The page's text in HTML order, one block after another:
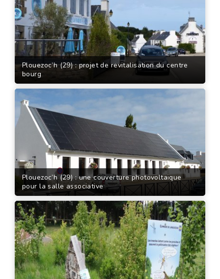
Plouezoc’h (29) : projet de revitalisation du centre
bourg
Plouezoc’h (29) : une couverture photovoltaïque
pour la salle associative